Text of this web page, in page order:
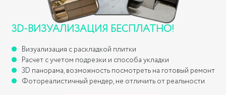
3D-ВИЗУАЛИЗАЦИЯ БЕСПЛАТНО!
Визуализация с раскладкой плитки
Расчет с учетом подрезки и способа укладки
3D панорама, возможность посмотреть на готовый ремонт
Фотореалистичный рендер, не отличить от реальности